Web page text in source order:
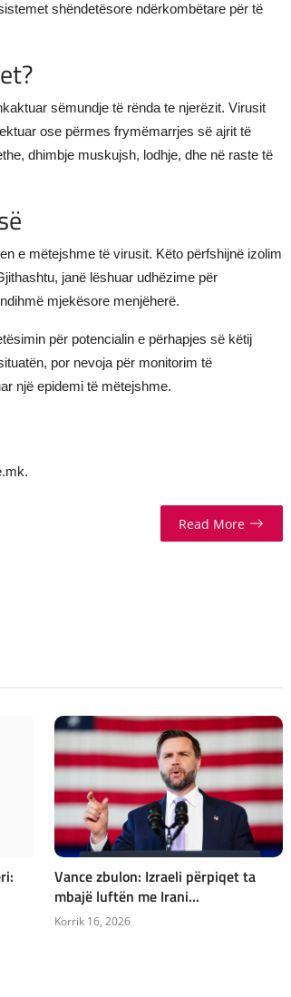
shëndetësore ndërkombëtare për të
sëmundje të rënda te njerëzit. Virusit
ose përmes frymëmarrjes së ajrit të
dhimbje muskujsh, lodhje, dhe në raste të
e mëtejshme të virusit. Këto përfshijnë izolim
janë lëshuar udhëzime për
mjekësore menjëherë.
për potencialin e përhapjes së këtij
por nevoja për monitorim të
një epidemi të mëtejshme.
Read More
Vance zbulon: Izraeli përpiqet ta
mbajë luftën me Irani...
Korrik 16, 2026